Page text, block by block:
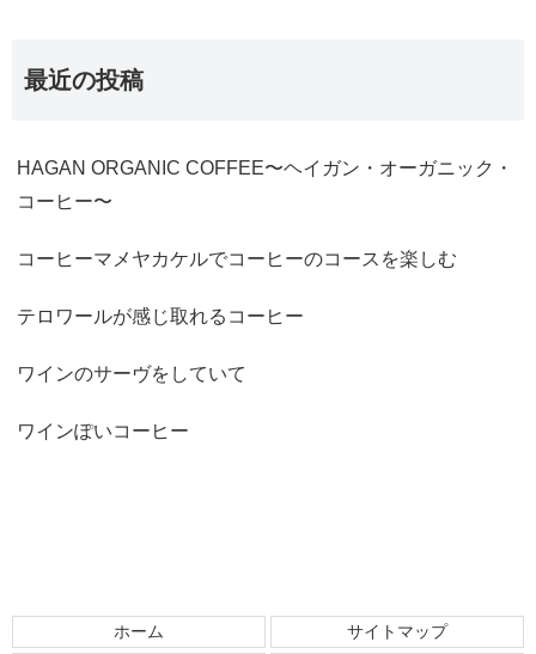
最近の投稿
HAGAN ORGANIC COFFEE〜ヘイガン・オーガニック・
コーヒー〜
コーヒーマメヤカケルでコーヒーのコースを楽しむ
テロワールが感じ取れるコーヒー
ワインのサーヴをしていて
ワインぽいコーヒー
ホーム サイトマップ